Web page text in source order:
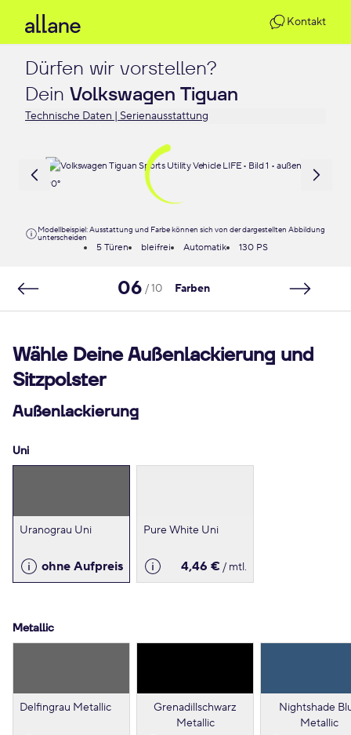
Kontakt
Dürfen wir vorstellen?
Dein Volkswagen Tiguan
Technische Daten | Serienausstattung
Modellbeispiel: Ausstattung und Farbe können sich von der dargestellten Abbildung
unterscheiden
5 Türen bleifrei Automatik 130 PS
06 / 10 Farben
Wähle Deine Außenlackierung und
Sitzpolster
Außenlackierung
Uni
Uranograu Uni
ohne Aufpreis
Pure White Uni
4,46 €/ mtl.
Metallic
Delfingrau Metallic
Grenadillschwarz
Metallic
Nightshade
Metallic